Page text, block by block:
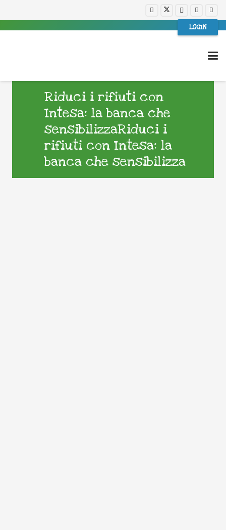
LOGIN
Riduci i rifiuti con
Intesa: la banca che
sensibilizzaRiduci i
rifiuti con Intesa: la
banca che sensibilizza